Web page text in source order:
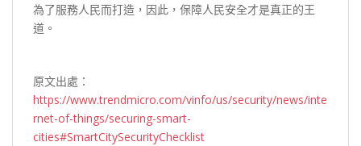
為了服務人民而打造，因此，保障人民安全才是真正的王
道。
原文出處：
https://www.trendmicro.com/vinfo/us/security/news/inte
rnet-of-things/securing-smart-
cities#SmartCitySecurityChecklist